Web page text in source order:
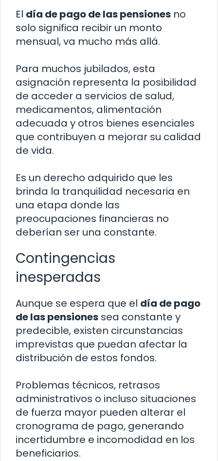
El día de pago de las pensiones no
solo significa recibir un monto
mensual, va mucho más allá.
Para muchos jubilados, esta
asignación representa la posibilidad
de acceder a servicios de salud,
medicamentos, alimentación
adecuada y otros bienes esenciales
que contribuyen a mejorar su calidad
de vida.
Es un derecho adquirido que les
brinda la tranquilidad necesaria en
una etapa donde las
preocupaciones financieras no
deberían ser una constante.
Contingencias
inesperadas
Aunque se espera que el día de pago
de las pensiones sea constante y
predecible, existen circunstancias
imprevistas que puedan afectar la
distribución de estos fondos.
Problemas técnicos, retrasos
administrativos o incluso situaciones
de fuerza mayor pueden alterar el
cronograma de pago, generando
incertidumbre e incomodidad en los
beneficiarios.